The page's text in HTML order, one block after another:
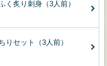
く炙り刺身（3人前）
りセット（3人前）